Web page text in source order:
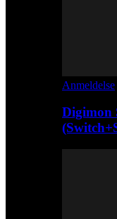
Anmeldelse
Digimon